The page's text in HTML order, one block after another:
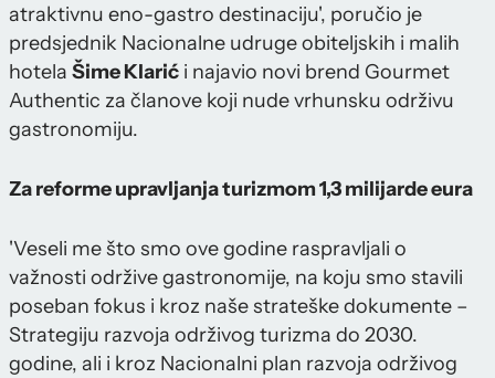
atraktivnu eno-gastro destinaciju', poručio je
predsjednik Nacionalne udruge obiteljskih i malih
hotela Šime Klarić i najavio novi brend Gourmet
Authentic za članove koji nude vrhunsku održivu
gastronomiju.
Za reforme upravljanja turizmom 1,3 milijarde eura
'Veseli me što smo ove godine raspravljali o
važnosti održive gastronomije, na koju smo stavili
poseban fokus i kroz naše strateške dokumente –
Strategiju razvoja održivog turizma do 2030.
godine, ali i kroz Nacionalni plan razvoja održivog